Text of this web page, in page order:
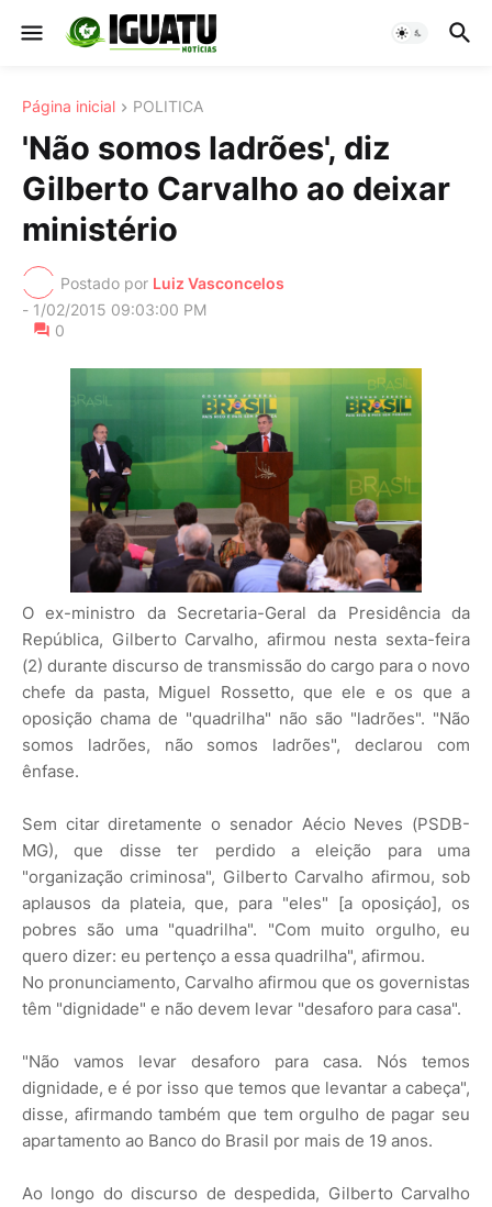
Página inicial POLITICA
'Não somos ladrões', diz
Gilberto Carvalho ao deixar
ministério
Postado por Luiz Vasconcelos
- 1/02/2015 09:03:00 PM
0
O ex-ministro da Secretaria-Geral da Presidência da
República, Gilberto Carvalho, afirmou nesta sexta-feira
(2) durante discurso de transmissão do cargo para o novo
chefe da pasta, Miguel Rossetto, que ele e os que a
oposição chama de "quadrilha" não são "ladrões". "Não
somos ladrões, não somos ladrões", declarou com
ênfase.
Sem citar diretamente o senador Aécio Neves (PSDB-
MG), que disse ter perdido a eleição para uma
"organização criminosa", Gilberto Carvalho afirmou, sob
aplausos da plateia, que, para "eles" [a oposiçáo], os
pobres são uma "quadrilha". "Com muito orgulho, eu
quero dizer: eu pertenço a essa quadrilha", afirmou.
No pronunciamento, Carvalho afirmou que os governistas
têm "dignidade" e não devem levar "desaforo para casa".
"Não vamos levar desaforo para casa. Nós temos
dignidade, e é por isso que temos que levantar a cabeça",
disse, afirmando também que tem orgulho de pagar seu
apartamento ao Banco do Brasil por mais de 19 anos.
Ao longo do discurso de despedida, Gilberto Carvalho